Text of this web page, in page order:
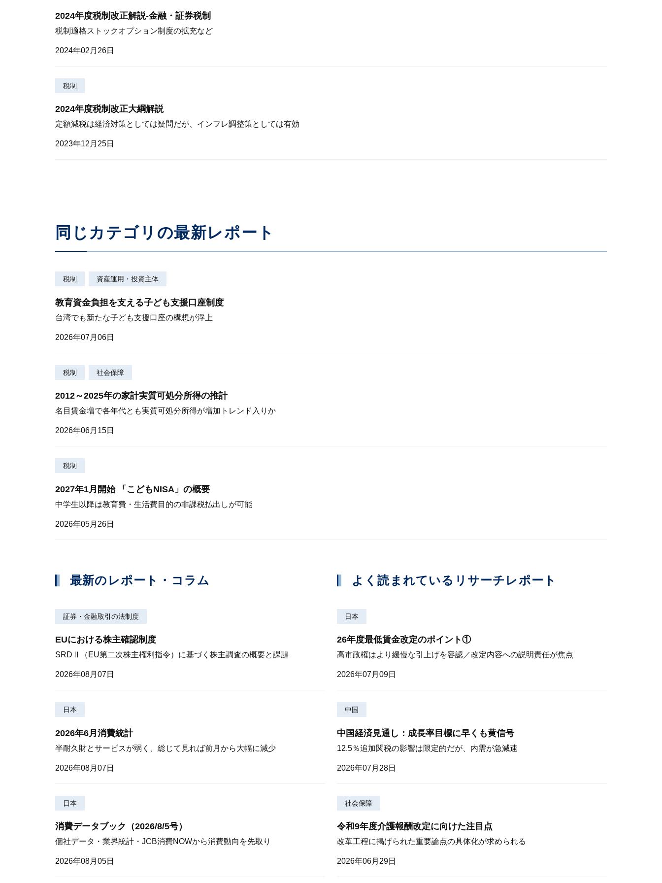
2024年度税制改正解説-金融・証券税制
税制適格ストックオプション制度の拡充など
2024年02月26日
税制
2024年度税制改正大綱解説
定額減税は経済対策としては疑問だが、インフレ調整策としては有効
2023年12月25日
同じカテゴリの最新レポート
税制 資産運用・投資主体
教育資金負担を支える子ども支援口座制度
台湾でも新たな子ども支援口座の構想が浮上
2026年07月06日
税制 社会保障
2012～2025年の家計実質可処分所得の推計
名目賃金増で各年代とも実質可処分所得が増加トレンド入りか
2026年06月15日
税制
2027年1月開始 「こどもNISA」の概要
中学生以降は教育費・生活費目的の非課税払出しが可能
2026年05月26日
最新のレポート・コラム
証券・金融取引の法制度
EUにおける株主確認制度
SRDⅡ（EU第二次株主権利指令）に基づく株主調査の概要と課題
2026年08月07日
日本
2026年6月消費統計
半耐久財とサービスが弱く、総じて見れば前月から大幅に減少
2026年08月07日
日本
消費データブック（2026/8/5号）
個社データ・業界統計・JCB消費NOWから消費動向を先取り
2026年08月05日
よく読まれているリサーチレポート
日本
26年度最低賃金改定のポイント①
高市政権はより緩慢な引上げを容認／改定内容への説明責任が焦点
2026年07月09日
中国
中国経済見通し：成長率目標に早くも黄信号
12.5％追加関税の影響は限定的だが、内需が急減速
2026年07月28日
社会保障
令和9年度介護報酬改定に向けた注目点
改革工程に掲げられた重要論点の具体化が求められる
2026年06月29日